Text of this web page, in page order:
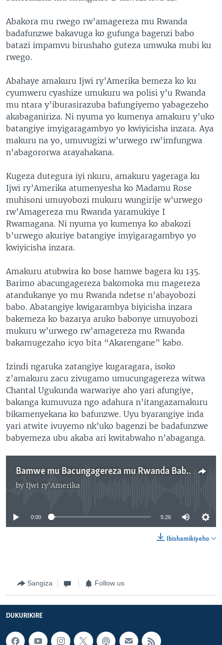
Abakora mu rwego rw’amagereza mu Rwanda
badafunzwe bakavuga ko gufunga bagenzi babo
batazi impamvu birushaho guteza umwuka mubi ku
rwego.
Abahaye amakuru Ijwi ry’Amerika bemeza ko ku
cyumweru cyashize umukuru wa polisi y’u Rwanda
mu ntara y’iburasirazuba bafungiyemo yabagezeho
akabaganiriza. Ni nyuma yo kumenya amakuru y’uko
batangiye imyigaragambyo yo kwiyicisha inzara. Aya
makuru na yo, umuvugizi w’urwego rw’imfungwa
n’abagororwa arayahakana.
Kugeza dutegura iyi nkuru, amakuru yageraga ku
Ijwi ry’Amerika atumenyesha ko Madamu Rose
muhisoni umuyobozi mukuru wungirije w’urwego
rw’Amagereza mu Rwanda yaramukiye I
Rwamagana. Ni nyuma yo kumenya ko abakozi
b’urwego akuriye batangiye imyigaragambyo yo
kwiyicisha inzara.
Amakuru atubwira ko bose hamwe bagera ku 135.
Barimo abacungagereza bakomoka mu magereza
atandukanye yo mu Rwanda ndetse n’abayobozi
babo. Abatangiye kwigarambya biyicisha inzara
bakemeza ko bazarya aruko babonye umuyobozi
mukuru w’urwego rw’amagereza mu Rwanda
bakamugezaho icyo bita “Akarengane” kabo.
Izindi ngaruka zatangiye kugaragara, isoko
z’amakuru zacu zivugamo umucungagereza witwa
Chantal Ugukunda warwariye aho yari afungiye,
bakanga kumuvuza ngo adahura n’itangazamakuru
bikamenyekana ko bafunzwe. Uyu byarangiye inda
yari atwite ivuyemo nk’uko bagenzi be badafunzwe
babyemeza ubu akaba ari kwitabwaho n’abaganga.
Bamwe mu Bacungagereza mu Rwanda Baba Bafungiye "Kugirana Ubucuti n'Abagororwa"
by Ijwi ry'Amerika
No media source currently available
0:00 5:26
Ibishamikiyeho
Sangiza Follow us
DUKURIKIRE